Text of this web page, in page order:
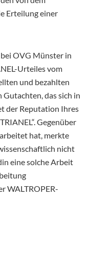
Erteilung einer
OVG Münster in
Urteiles vom
und bezahlten
das sich in
der Reputation Ihres
Gegenüber
hat, merkte
nicht
eine solche Arbeit
WALTROPER-